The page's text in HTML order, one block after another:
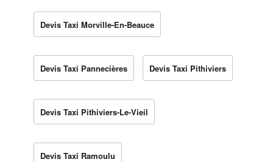
Devis Taxi Morville-En-Beauce
Devis Taxi Pannecières Devis Taxi Pithiviers
Devis Taxi Pithiviers-Le-Vieil
Devis Taxi Ramoulu